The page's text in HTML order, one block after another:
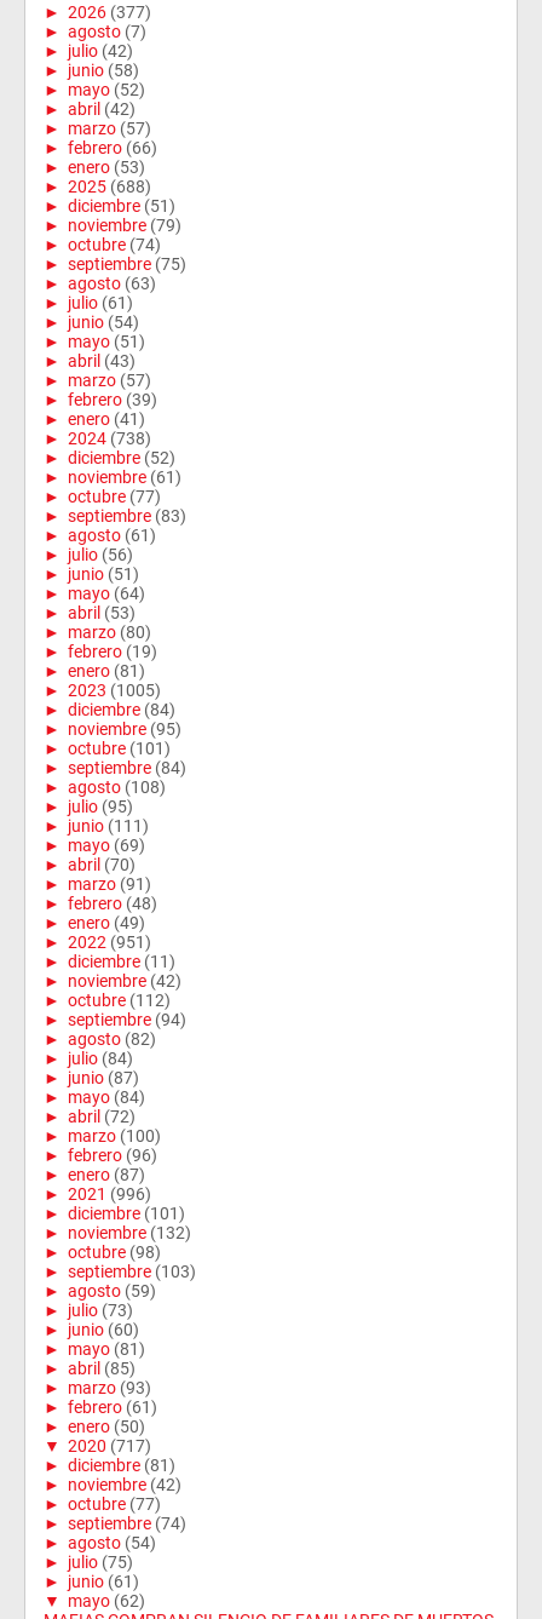
► 2026 (377)
► agosto (7)
► julio (42)
► junio (58)
► mayo (52)
► abril (42)
► marzo (57)
► febrero (66)
► enero (53)
► 2025 (688)
► diciembre (51)
► noviembre (79)
► octubre (74)
► septiembre (75)
► agosto (63)
► julio (61)
► junio (54)
► mayo (51)
► abril (43)
► marzo (57)
► febrero (39)
► enero (41)
► 2024 (738)
► diciembre (52)
► noviembre (61)
► octubre (77)
► septiembre (83)
► agosto (61)
► julio (56)
► junio (51)
► mayo (64)
► abril (53)
► marzo (80)
► febrero (19)
► enero (81)
► 2023 (1005)
► diciembre (84)
► noviembre (95)
► octubre (101)
► septiembre (84)
► agosto (108)
► julio (95)
► junio (111)
► mayo (69)
► abril (70)
► marzo (91)
► febrero (48)
► enero (49)
► 2022 (951)
► diciembre (11)
► noviembre (42)
► octubre (112)
► septiembre (94)
► agosto (82)
► julio (84)
► junio (87)
► mayo (84)
► abril (72)
► marzo (100)
► febrero (96)
► enero (87)
► 2021 (996)
► diciembre (101)
► noviembre (132)
► octubre (98)
► septiembre (103)
► agosto (59)
► julio (73)
► junio (60)
► mayo (81)
► abril (85)
► marzo (93)
► febrero (61)
► enero (50)
▼ 2020 (717)
► diciembre (81)
► noviembre (42)
► octubre (77)
► septiembre (74)
► agosto (54)
► julio (75)
► junio (61)
▼
mayo (62)